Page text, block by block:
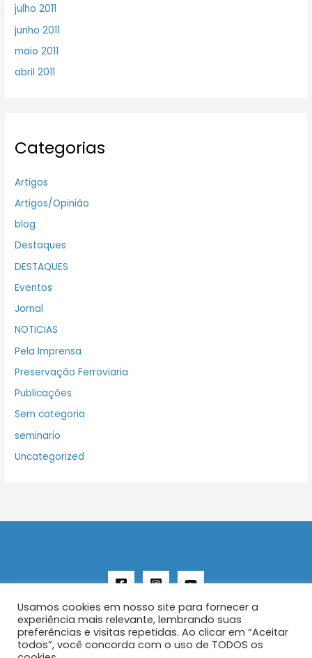
julho 2011
junho 2011
maio 2011
abril 2011
Categorias
Artigos
Artigos/Opinião
blog
Destaques
DESTAQUES
Eventos
Jornal
NOTICIAS
Pela Imprensa
Preservação Ferroviaria
Publicações
Sem categoria
seminario
Uncategorized
Copyright © 2026 AENFER
Usamos cookies em nosso site para fornecer a
experiência mais relevante, lembrando suas
preferências e visitas repetidas. Ao clicar em “Aceitar
todos”, você concorda com o uso de TODOS os